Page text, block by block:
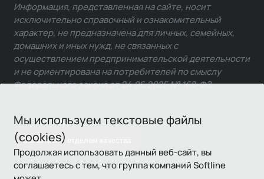
Мы используем текстовые файлы
(cookies)
Продолжая использовать данный веб-сайт, вы
соглашаетесь с тем, что группа компаний Softline
Связаться с отделом качества
Информация, представленная на сайте, носит
исключительно справочный и ознакомительный
характер, не предназначена для личных, семейных,
домашних и иных нужд, не связанных с
осуществлением предпринимательской деятельности
и не ориентирована на потребителей по смыслу
Федерального закона от 24.06.2025 № 168-ФЗ.